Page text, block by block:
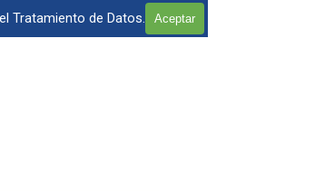
Tratamiento de Datos. Aceptar